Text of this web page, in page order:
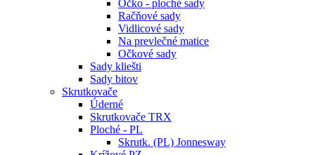
Očko - ploché sady
Račňové sady
Vidlicové sady
Na prevlečné matice
Očkové sady
Sady kliešti
Sady bitov
Skrutkovače
Úderné
Skrutkovače TRX
Ploché - PL
Skrutk. (PL) Jonnesway